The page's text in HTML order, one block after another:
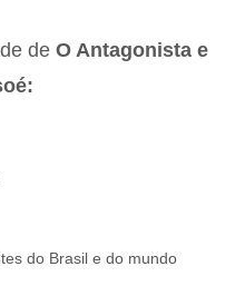
de O Antagonista e
do Brasil e do mundo